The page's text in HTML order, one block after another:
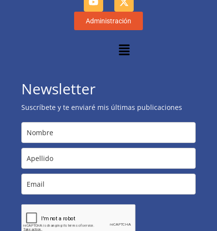
Administración
Newsletter
Suscríbete y te enviaré mis últimas publicaciones